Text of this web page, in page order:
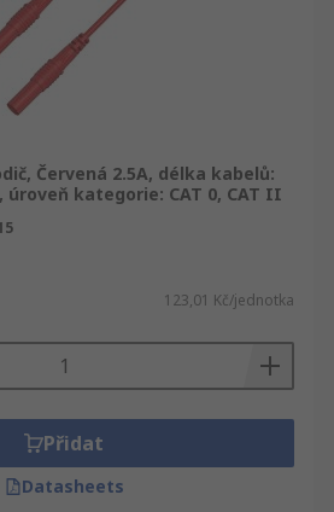
Červená 2.5A, délka kabelů:
úroveň kategorie: CAT 0, CAT II
123,01 Kč/jednotka
Přidat
Datasheets